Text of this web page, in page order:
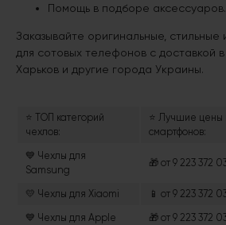
Помощь в подборе аксессуаров.
Заказывайте оригинальные,
для сотовых телефонов с доставкой
Харьков и другие города Украины.
⭐ ТОП категорий
чехлов:
⭐ Лучшие цены
смартфонов:
💙 Чехлы для
Samsung
🎁 от 9 223 372
💛 Чехлы для Xiaomi 📱 от 9 223 372
💙 Чехлы для Apple 🎁 от 9 223 372